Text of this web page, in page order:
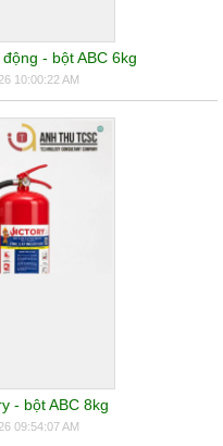
- bột ABC 6kg
10:00:22 AM
- bột ABC 8kg
09:54:07 AM